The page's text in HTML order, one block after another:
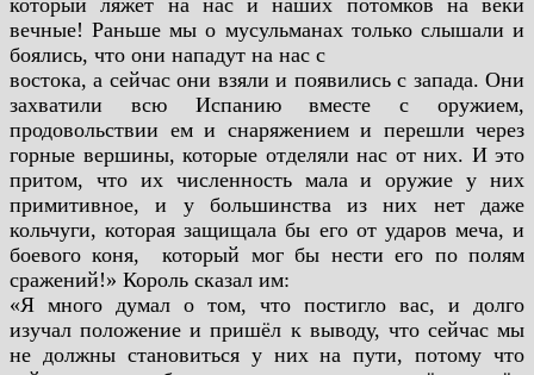
который ляжет на нас и наших потомков на веки
вечные! Раньше мы о мусульманах только слышали и
боялись, что они нападут на нас с
востока, а сейчас они взяли и появились с запада. Они
захватили всю Испанию вместе с оружием,
продовольствии ем и снаряжением и перешли через
горные вершины, которые отделяли нас от них. И это
притом, что их численность мала иоружие у них
примитивное, и у большинства из них нет даже
кольчуги, которая защищала бы его от ударов меча, и
боевого коня,который мог бы нести его по полям
сражений!» Король сказал им:
«Я много думал о том, что постигло вас, и долго
изучал положениеи пришёл к выводу, что сейчас мы
не должны становиться у них напути, потому что